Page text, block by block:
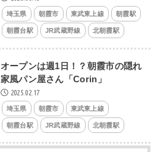
埼玉県 朝霞市 東武東上線 朝霞駅
朝霞台駅 JR武蔵野線 北朝霞駅
オープンは週1日！？朝霞市の隠れ
家風パン屋さん「Corin」
2025.02.17
埼玉県 朝霞市 東武東上線
朝霞台駅 JR武蔵野線 北朝霞駅